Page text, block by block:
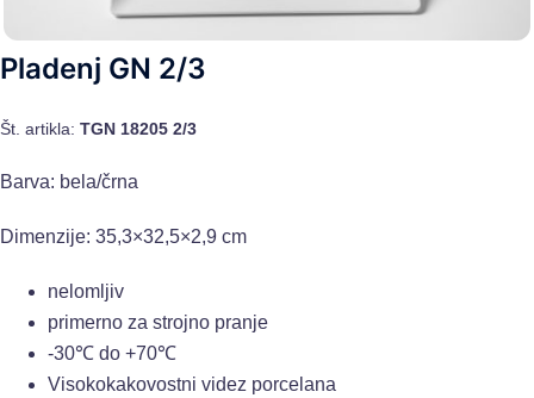
Pladenj GN 2/3
Št. artikla: TGN 18205 2/3
Barva: bela/črna
Dimenzije: 35,3×32,5×2,9 cm
nelomljiv
primerno za strojno pranje
-30℃ do +70℃
Visokokakovostni videz porcelana